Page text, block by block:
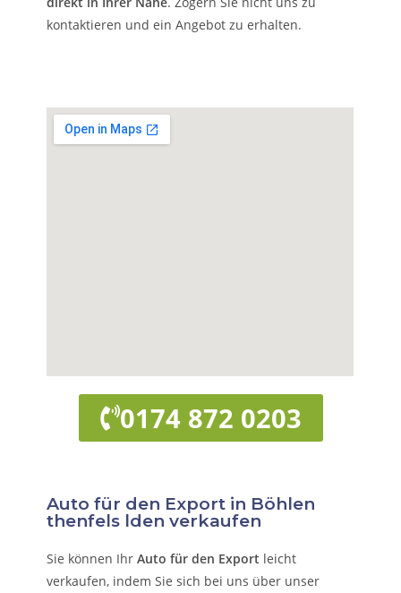
kontaktieren und ein Angebot zu erhalten.
0174 872 0203
Auto für den Export in Böhlen
thenfels lden verkaufen
Sie können IhrAuto für den Export leicht
verkaufen, indem Sie sich bei uns über unser